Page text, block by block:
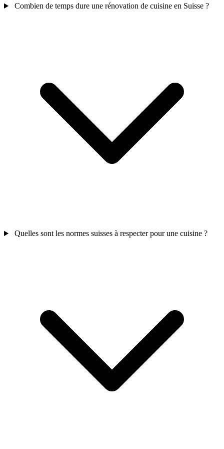
Combien de temps dure une rénovation de cuisine en Suisse ?
Quelles sont les normes suisses à respecter pour une cuisine ?